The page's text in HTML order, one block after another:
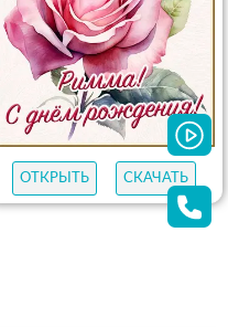
ОТКРЫТЬ СКАЧАТЬ